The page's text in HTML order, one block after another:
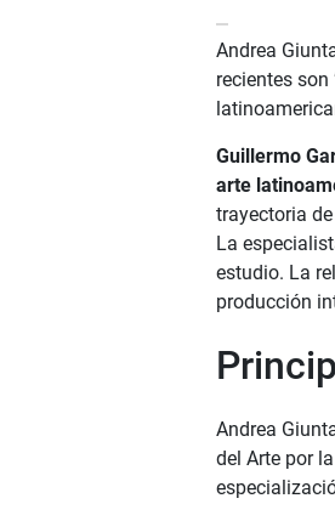
Andrea
recientes
Guillermo
arte
trayectoria
La
estudio. La
producción
Andrea
del Arte por